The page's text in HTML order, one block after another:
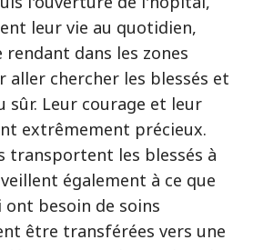
leur vie au quotidien,
dans les zones
aller chercher les blessés et
sûr. Leur courage et leur
extrêmement précieux.
transportent les blessés à
également à ce que
ont besoin de soins
être transférées vers une